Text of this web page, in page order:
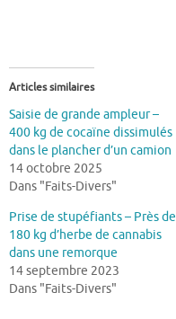
Articles similaires
Saisie de grande ampleur –
400 kg de cocaïne dissimulés
dans le plancher d’un camion
14 octobre 2025
Dans "Faits-Divers"
Prise de stupéfiants – Près de
180 kg d’herbe de cannabis
dans une remorque
14 septembre 2023
Dans "Faits-Divers"